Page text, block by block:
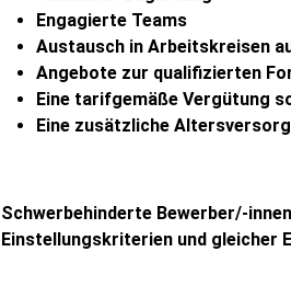
Engagierte Teams
Austausch in Arbeitskreisen
Angebote zur qualifizierten
Eine tarifgemäße Vergütung
Eine zusätzliche
Schwerbehinderte Bewerber/-
Einstellungskriterien und gleicher